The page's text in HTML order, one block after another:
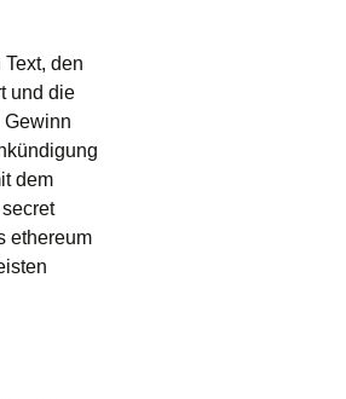
den
und die
Gewinn
dem
ethereum